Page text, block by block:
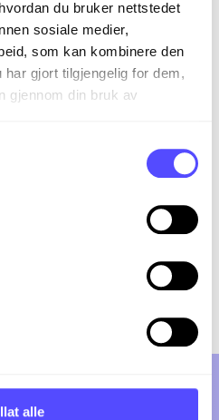
du bruker nettstedet
sosiale medier,
som kan kombinere den
gjort tilgjengelig for dem,
gjennom din bruk av
alle
2025
- kl. 14:00